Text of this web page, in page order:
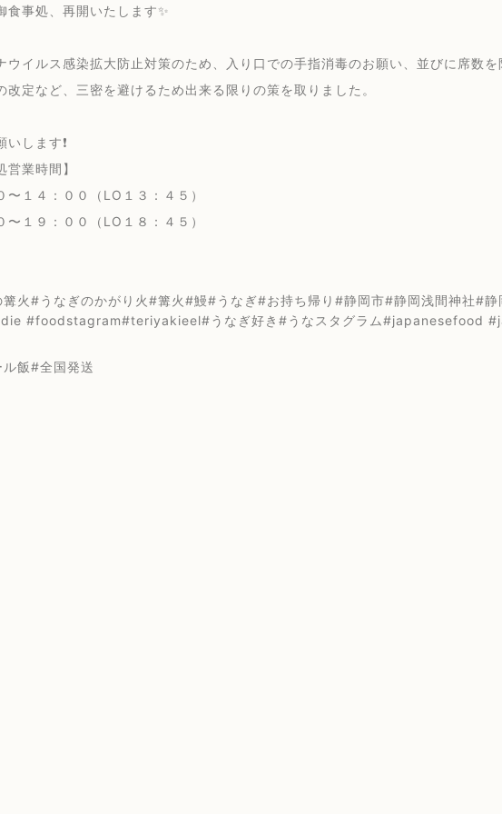
食事処、再開いたします✨
ウイルス感染拡大防止対策のため、入り口での手指消毒のお願い、並びに席数を
改定など、三密を避けるため出来る限りの策を取りました。
します❗️
営業時間】
〜１４：００（LO１３：４５）
〜１９：００（LO１８：４５）
篝火#うなぎのかがり火#篝火#鰻#うなぎ#お持ち帰り#静岡市#静岡浅間神社#
#foodstagram#teriyakieel#うなぎ好き#うなスタグラム#japanesefood
飯#全国発送